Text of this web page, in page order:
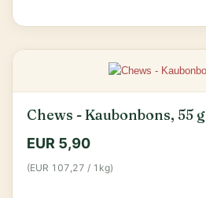
Chews - Kaubonbons, 55 g
EUR 5,90
(EUR 107,27 / 1kg)